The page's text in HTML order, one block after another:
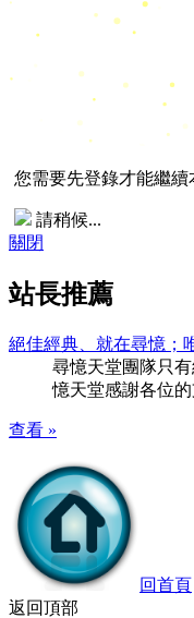
您需要先登錄才能繼續
請稍候...
關閉
站長推薦
絕佳經典、就在尋憶；
尋憶天堂團隊只
憶天堂感謝各位
查看 »
回首頁
返回頂部